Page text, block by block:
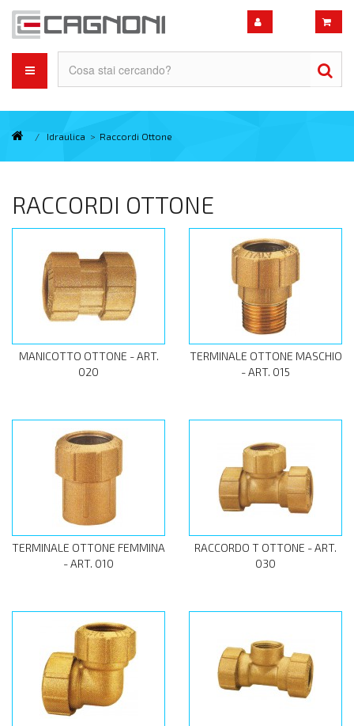
/ Idraulica > Raccordi Ottone
RACCORDI OTTONE
MANICOTTO OTTONE - ART.
020
TERMINALE OTTONE MASCHIO
- ART. 015
TERMINALE OTTONE FEMMINA
- ART. 010
RACCORDO T OTTONE - ART.
030